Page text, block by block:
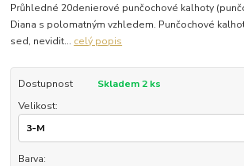
Průhledné 20denierové punčochové kalhoty
Diana s polomatným vzhledem. Punčochové
sed, nevidit... celý popis
Dostupnost
Skladem 2 ks
Velikost:
Barva: